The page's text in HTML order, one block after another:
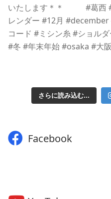
さらに読み込む...
Facebook